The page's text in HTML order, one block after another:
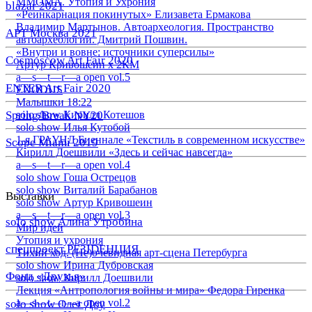
blazar 2021
АРТ Москва 2021
Cosmoscow Art Fair 2020
ENTER Art Fair 2020
Spring/Break NY20
Scope Miami 2019
Выставки
solo show Алина Утробина
спецпроект РЕЗIDЕНЦИЯ
Фонд «Друзья»
solo show Олег Доу
«Реинкарнация покинутых» Елизавета Ермакова
Владимир Мартынов. Автоархеология. Пространство
автоархеологии. Дмитрий Пошвин.
«Внутри и вовне: источники суперсилы»
Артур Кривошеин х 2КМ
a—s—t—r—a open vol.5
EXODUS
Малышки 18:22
solo show Кирилл Котешов
solo show Илья Кутобой
1-я ГРАУНД Биеннале «Текстиль в современном искусстве»
Кирилл Доешвили «Здесь и сейчас навсегда»
a—s—t—r—a open vol.4
solo show Гоша Острецов
solo show Виталий Барабанов
solo show Артур Кривошеин
a—s—t—r—a open vol.3
Мир идей
Утопия и ухрония
Тихий ход. (Не)очевидная арт-сцена Петербурга
solo show Ирина Дубровская
solo show Кирилл Доешвили
Лекция «Антропология войны и мира» Федора Гиренка
a—s—t—r—a open vol.2